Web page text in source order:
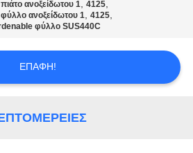
ανοξείδωτου 1,4125,
φύλλο ανοξείδωτου 1,4125,
φύλλο SUS440C
ΕΠΑΦΉ!